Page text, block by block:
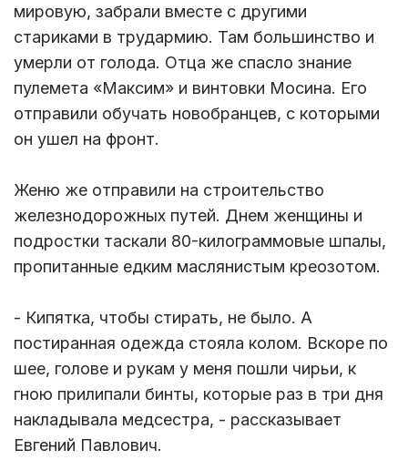
мировую, забрали вместе с другими
стариками в трудармию. Там большинство и
умерли от голода. Отца же спасло знание
пулемета «Максим» и винтовки Мосина. Его
отправили обучать новобранцев, с которыми
он ушел на фронт.
Женю же отправили на строительство
железнодорожных путей. Днем женщины и
подростки таскали 80-килограммовые шпалы,
пропитанные едким маслянистым креозотом.
- Кипятка, чтобы стирать, не было. А
постиранная одежда стояла колом. Вскоре по
шее, голове и рукам у меня пошли чирьи, к
гною прилипали бинты, которые раз в три дня
накладывала медсестра, - рассказывает
Евгений Павлович.